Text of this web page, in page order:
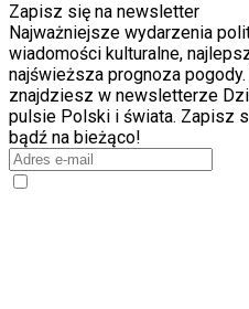
Zapisz się na newsletter
Najważniejsze wydarzenia
wiadomości kulturalne,
najświeższa prognoza
znajdziesz w newsletterze
pulsie Polski i świata. Zapisz
bądź na bieżąco!